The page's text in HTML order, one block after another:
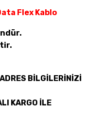
Flex Kablo
BİLGİLERİNİZİ
KARGO İLE